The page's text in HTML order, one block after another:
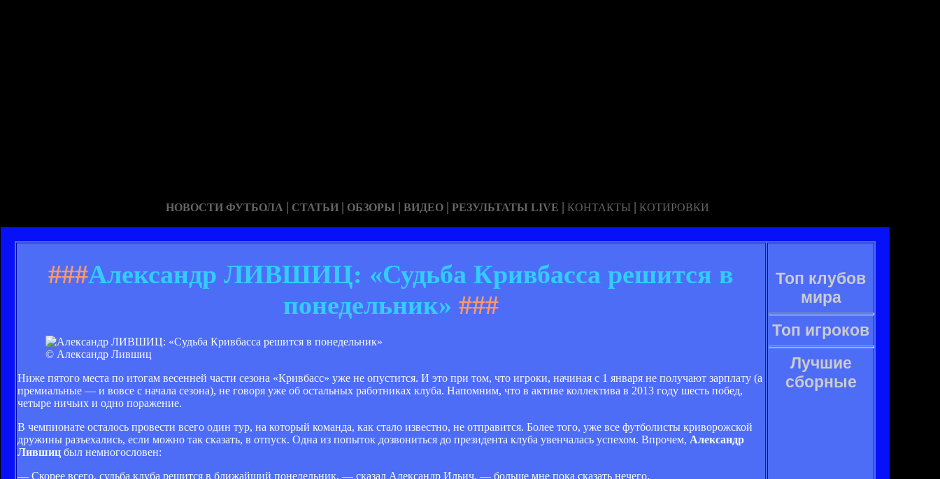
НОВОСТИ ФУТБОЛА | СТАТЬИ | ОБЗОРЫ | ВИДЕО | РЕЗУЛЬТАТЫ LIVE | КОНТАКТЫ | КОТИРОВКИ
###Александр ЛИВШИЦ: «Судьба Кривбасса решится в
понедельник» ###
© Александр Лившиц
Ниже пятого места по итогам весенней части сезона «Кривбасс» уже не опустится. И это при том, что игроки, начиная с 1 января не получают зарплату (а
премиальные — и вовсе с начала сезона), не говоря уже об остальных работниках клуба. Напомним, что в активе коллектива в 2013 году шесть побед,
четыре ничьих и одно поражение.
В чемпионате осталось провести всего один тур, на который команда, как стало известно, не отправится. Более того, уже все футболисты криворожской
дружины разъехались, если можно так сказать, в отпуск. Одна из попыток дозвониться до президента клуба увенчалась успехом. Впрочем, Александр
Лившиц был немногословен:
— Скорее всего, судьба клуба решится в ближайший понедельник, — сказал Александр Ильич, — больше мне пока сказать нечего.
Топ клубов
мира
Топ игроков
Лучшие
сборные